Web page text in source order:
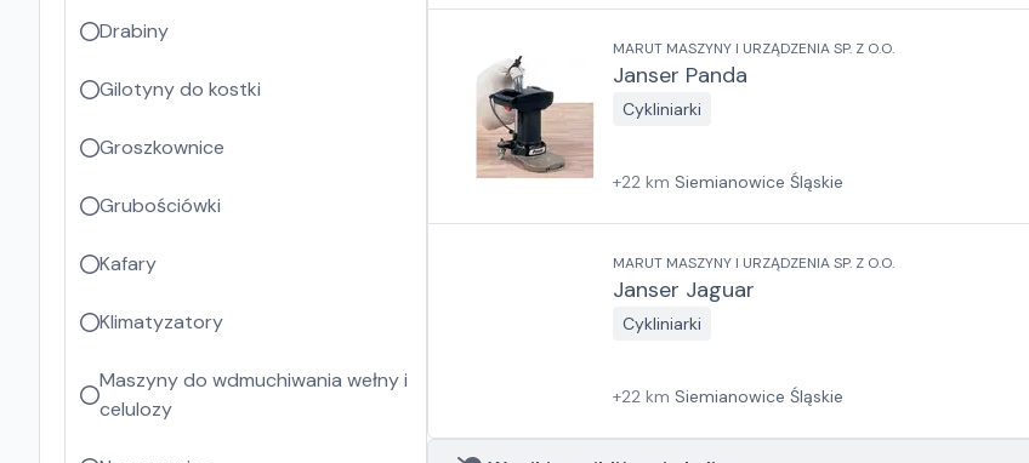
MARUT MASZYNY I URZĄDZENIA SP. Z O.O.
Janser Panda
Cykliniarki
+22 km Siemianowice Śląskie
MARUT MASZYNY I URZĄDZENIA SP. Z O.O.
Janser Jaguar
Cykliniarki
+22 km Siemianowice Śląskie
Drabiny
Gilotyny do kostki
Groszkownice
Grubościówki
Kafary
Klimatyzatory
Maszyny do wdmuchiwania wełny i
celulozy